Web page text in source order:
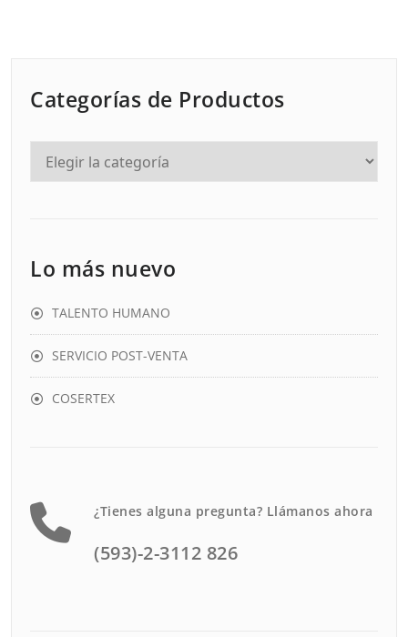
Categorías de Productos
Lo más nuevo
TALENTO HUMANO
SERVICIO POST-VENTA
COSERTEX
¿Tienes alguna pregunta? Llámanos ahora
(593)-2-3112 826